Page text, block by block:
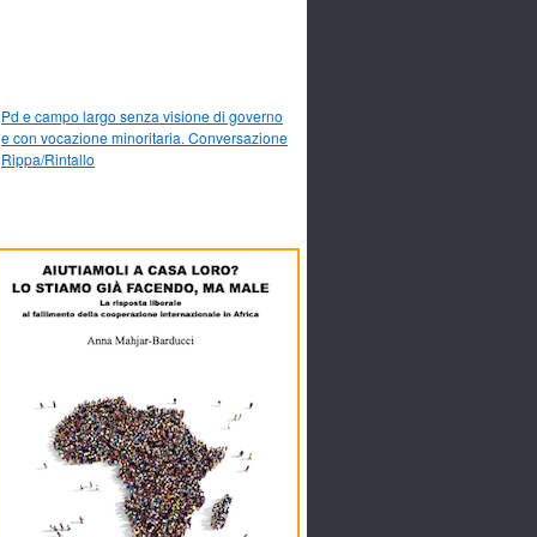
Pd e campo largo senza visione di governo
e con vocazione minoritaria. Conversazione
Rippa/Rintallo